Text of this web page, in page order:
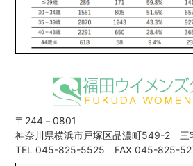
〒244－0801
神奈川県横浜市戸塚区品濃町549-2 三
TEL 045-825-5525 FAX 045-825-